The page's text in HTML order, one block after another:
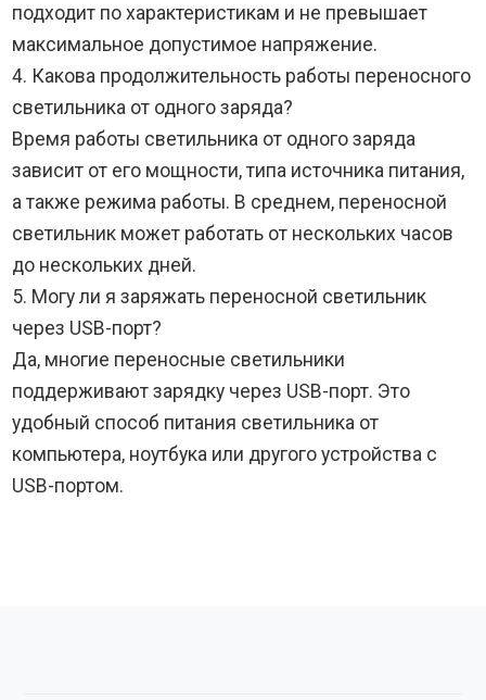
подходит по характеристикам и не превышает
максимальное допустимое напряжение.
4. Какова продолжительность работы переносного
светильника от одного заряда?
Время работы светильника от одного заряда
зависит от его мощности, типа источника питания,
а также режима работы. В среднем, переносной
светильник может работать от нескольких часов
до нескольких дней.
5. Могу ли я заряжать переносной светильник
через USB-порт?
Да, многие переносные светильники
поддерживают зарядку через USB-порт. Это
удобный способ питания светильника от
компьютера, ноутбука или другого устройства с
USB-портом.